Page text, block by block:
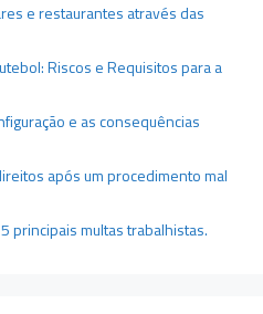
e restaurantes através das
Riscos e Requisitos para a
e as consequências
após um procedimento mal
principais multas trabalhistas.